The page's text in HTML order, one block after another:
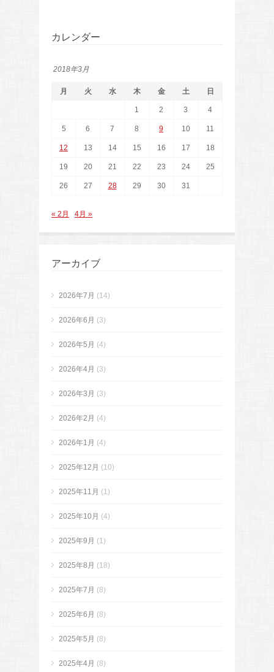
カレンダー
2018年3月
月 火 水 木 金 土 日
1 2 3 4
5 6 7 8 9 10 11
12 13 14 15 16 17 18
19 20 21 22 23 24 25
26 27 28 29 30 31
« 2月 4月 »
アーカイブ
2026年7月 (14)
2026年6月 (3)
2026年5月 (4)
2026年4月 (3)
2026年3月 (3)
2026年2月 (4)
2026年1月 (4)
2025年12月 (10)
2025年11月 (1)
2025年10月 (4)
2025年9月 (1)
2025年8月 (18)
2025年7月 (8)
2025年6月 (8)
2025年5月 (8)
2025年4月 (8)